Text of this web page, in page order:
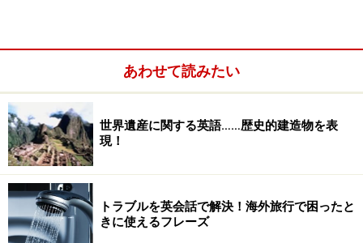
五輪村
あわせて読みたい
世界遺産に関する英語……歴史的建造物を表
現！
トラブルを英会話で解決！海外旅行で困ったと
きに使えるフレーズ